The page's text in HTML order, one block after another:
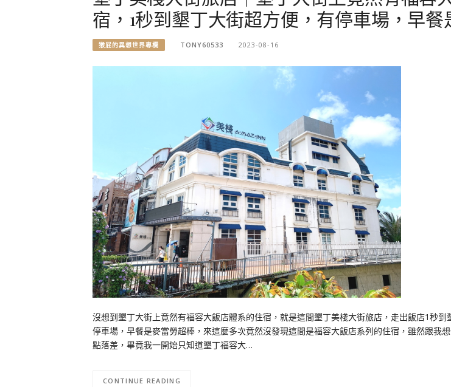
宿，1秒到墾丁大街超方便，有停車場，早餐
猴屁的異想世界專欄 TONY60533 2023-08-16
沒想到墾丁大街上竟然有福容大飯店體系的住宿，就是這間墾丁美棧大街旅店，走出飯店1秒到
停車場，早餐是麥當勞超棒，來這麼多次竟然沒發現這間是福容大飯店系列的住宿，雖然跟我
點落差，畢竟我一開始只知道墾丁福容大…
CONTINUE READING